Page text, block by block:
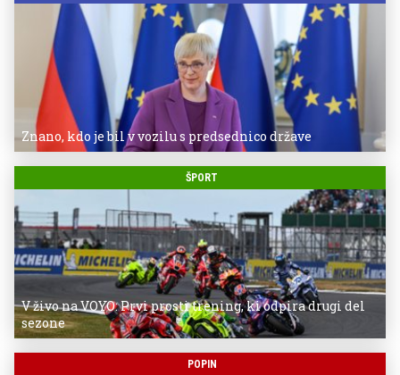
Znano, kdo je bil v vozilu s predsednico države
ŠPORT
V živo na VOYO: Prvi prosti trening, ki odpira drugi del
sezone
POPIN